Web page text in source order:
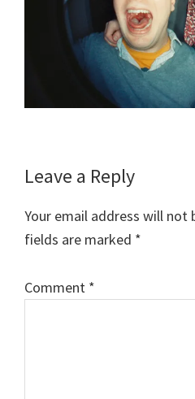
Reader
Interactions
Leave a Reply
Your email address will not
fields are marked *
Comment *